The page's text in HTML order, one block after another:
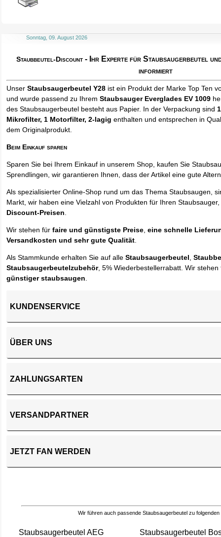
Sonntag, 09. August 2026
Staubbeutel-Discount - Ihr Experte für Staubsaugerbeutel
informiert
UnserStaubsaugerbeutel Y28 ist ein Produkt der Marke Top Ten
und wurde passend zu IhremStaubsauger Everglades EV 1009
des Staubsaugerbeutel besteht aus Papier. In der Verpackung sind
Mikrofilter, 1 Motorfilter, 2-lagig enthalten und entsprechen in
dem Originalprodukt.
Beim Einkauf sparen
Sparen Sie bei Ihrem Einkauf in unserem Shop, kaufen Sie
Sprendlingen, wir garantieren Ihnen, dass der Artikel eine gute
Als spezialisierter Online-Shop rund um das Thema Staubsaugen,
Markt, wir haben eine Vielzahl von Produkten für Ihren
Discount-Preisen.
Wir stehen fürfaire und günstigste Preise,eine schnelle
Versandkosten und sehr gute Qualität.
Als Stammkunde erhalten Sie auf alleStaubsaugerbeutel,
Staubsaugerbeutelzubehör, 5% Wiederbestellerrabatt. Wir
günstiger staubsaugen.
KUNDENSERVICE
ÜBER UNS
ZAHLUNGSARTEN
VERSANDPARTNER
JETZT FAN WERDEN
Wir führen auch passende Staubsaugerbeutel zu folgenden
Staubsaugerbeutel AEG Staubsaugerbeutel